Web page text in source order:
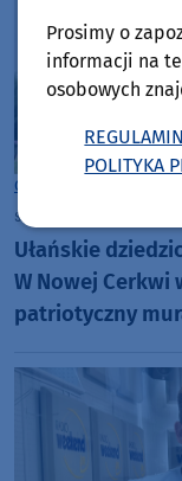
Gmina Chojnice
środa, 5 sierpnia 2026,
Ułańskie
W Nowej Cerkwi
patriotyczny
Prosimy o
informacji na
osobowych
POLITYKA